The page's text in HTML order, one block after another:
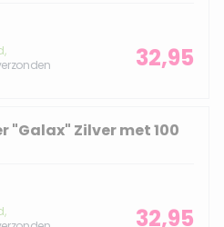
32,95
"Galax" Zilver met 100
32,95